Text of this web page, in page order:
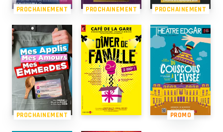
PROCHAINEMENT PROCHAINEMENT PROCHAINEMENT
PROCHAINEMENT PROMO